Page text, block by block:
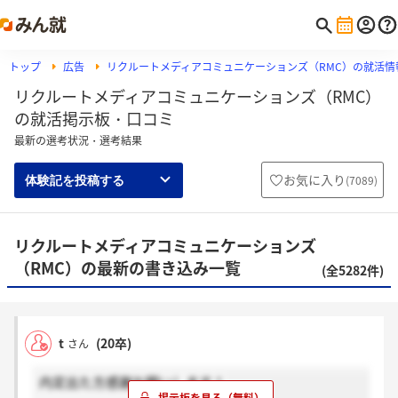
トップ 広告 リクルートメディアコミュニケーションズ（RMC）の就活
リクルートメディアコミュニケーションズ（RMC）
の就活掲示板・口コミ
最新の選考状況・選考結果
体験記を投稿する お気に入り (7089)
リクルートメディアコミュニケーションズ
（RMC）の最新の書き込み一覧
(全5282件)
t さん (20卒)
内定出た方感謝お願いします！